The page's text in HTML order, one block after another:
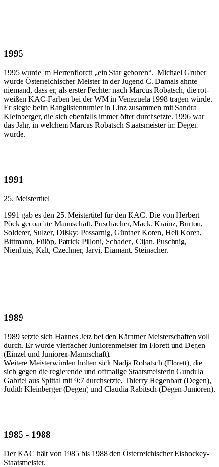
1995
1995 wurde im Herrenflorett „ein Star geboren“. Michael Gruber
wurde Österreichischer Meister in der Jugend C. Damals ahnte
niemand, dass er, als erster Fechter nach Marcus Robatsch, die rot-
weißen KAC-Farben bei der WM in Venezuela 1998 tragen würde.
Er siegte beim Ranglistenturnier in Linz zusammen mit Sandra
Kleinberger, die sich ebenfalls immer öfter durchsetzte. 1996 war
das Jahr, in welchem Marcus Robatsch Staatsmeister im Degen
wurde.
1991
25. Meistertitel
1991 gab es den 25. Meistertitel für den KAC. Die von Herbert
Pöck gecoachte Mannschaft: Puschacher, Mack; Krainz, Burton,
Solderer, Sulzer, Dilsky; Possarnig, Günther Koren, Heli Koren,
Bittmann, Fülöp, Patrick Pilloni, Schaden, Cijan, Puschnig,
Nienhuis, Kalt, Czechner, Jarvi, Diamant, Steinacher.
1989
1989 setzte sich Hannes Jetz bei den Kärntner Meisterschaften voll
durch. Er wurde vierfacher Juniorenmeister im Florett und Degen
(Einzel und Junioren-Mannschaft).
Weitere Meisterwürden holten sich Nadja Robatsch (Florett), die
sich gegen die regierende und oftmalige Staatsmeisterin Gundula
Gabriel aus Spittal mit 9:7 durchsetzte, Thierry Hegenbart (Degen),
Judith Kleinberger (Degen) und Claudia Rabitsch (Degen-Junioren).
1985 - 1988
Der KAC hält von 1985 bis 1988 den Österreichischer Eishockey-
Staatsmeister.